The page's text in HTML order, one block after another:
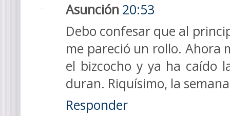
Asunción 20:53
Debo confesar que al
me pareció un rollo. Ahora
el bizcocho y ya ha caído
duran. Riquísimo, la
Responder